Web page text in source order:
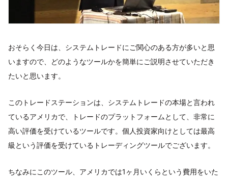
おそらく今日は、システムトレードにご関心のある方が多いと思
いますので、どのようなツールかを簡単にご説明させていただき
たいと思います。
このトレードステーションは、システムトレードの本場と言われ
ているアメリカで、トレードのプラットフォームとして、非常に
高い評価を受けているツールです。個人投資家向けとしては最高
級という評価を受けているトレーディングツールでございます。
ちなみにこのツール、アメリカでは1ヶ月いくらという費用をいた